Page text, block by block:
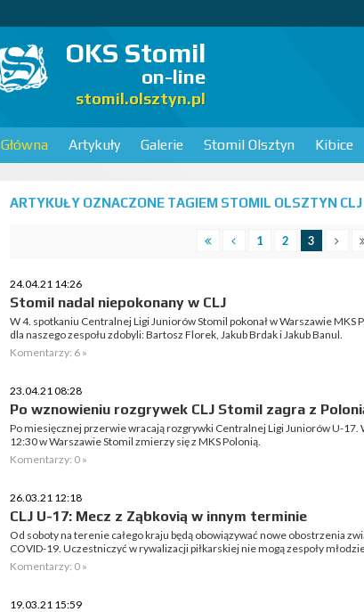
OKS Stomil
on-line
stomil.olsztyn.pl
Główna Artykuły Galerie Stomil Olsztyn Kibice
ARTYKUŁY OZNACZONE TAGIEM STOMIL OLSZTYN
1 2 3
24.04.21 14:26
Stomil nadal niepokonany w CLJ
W 4. spotkaniu Centralnej Ligi Juniorów Stomil pokonał w Warszawie MKS
dla naszego zespołu zdobyli: Bartosz Florek, Jakub Brdak i Jakub Banul.
Komentarzy: 6 »
23.04.21 08:28
Po wznowieniu rozgrywek CLJ Stomil zagra z
Po miesięcznej przerwie wracają rozgrywki Centralnej Ligi Juniorów U-17.
12:30 w Warszawie Stomil zmierzy się z MKS Polonią.
Komentarzy: 0 »
26.03.21 12:18
CLJ U-17: Mecz z Ząbkovią w innym terminie
Od soboty na terenie całego kraju będą obowiązywać nowe obostrzenia
COVID-19. Uczestniczyć w rywalizacji piłkarskiej nie mogą zespoły
Komentarzy: 0 »
19.03.21 15:59